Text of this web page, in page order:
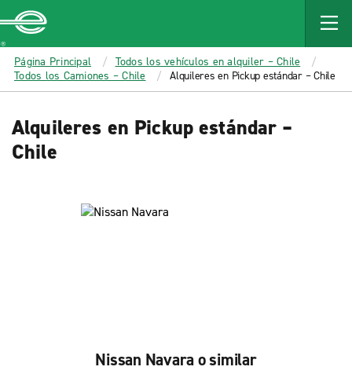
MAIN
CONTENT
Enterprise
Página Principal
Todos los vehículos en alquiler – Chile
Todos los Camiones – Chile
Alquileres en Pickup estándar – Chile
Alquileres en Pickup estándar –
Chile
Nissan Navara o similar